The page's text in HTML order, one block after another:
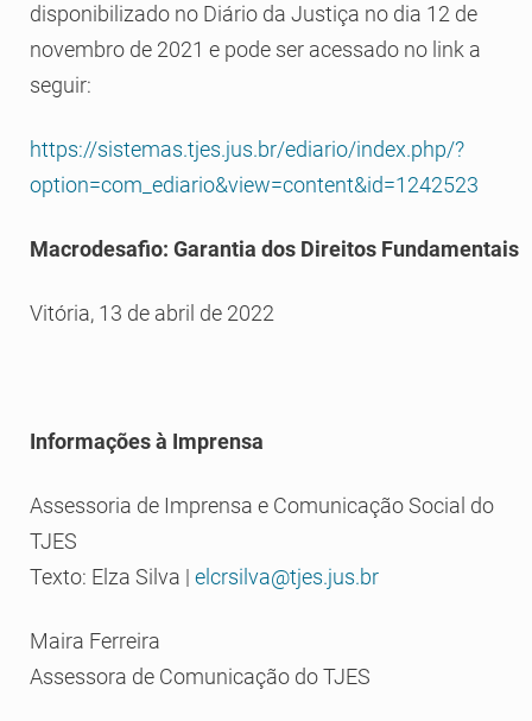
disponibilizado no Diário da Justiça no dia 12 de
novembro de 2021 e pode ser acessado no link a
seguir:
https://sistemas.tjes.jus.br/ediario/index.php/?
option=com_ediario&view=content&id=1242523
Macrodesafio: Garantia dos Direitos Fundamentais
Vitória, 13 de abril de 2022
Informações à Imprensa
Assessoria de Imprensa e Comunicação Social do
TJES
Texto: Elza Silva | elcrsilva@tjes.jus.br
Maira Ferreira
Assessora de Comunicação do TJES